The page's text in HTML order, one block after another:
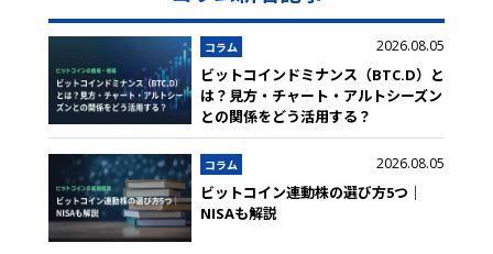
コラム 2026.08.05
ビットコインドミナンス（BTC.D）と
は？見方・チャート・アルトシーズン
との関係をどう活用する？
コラム 2026.08.05
ビットコイン連動株の選び方5つ｜
NISAも解説